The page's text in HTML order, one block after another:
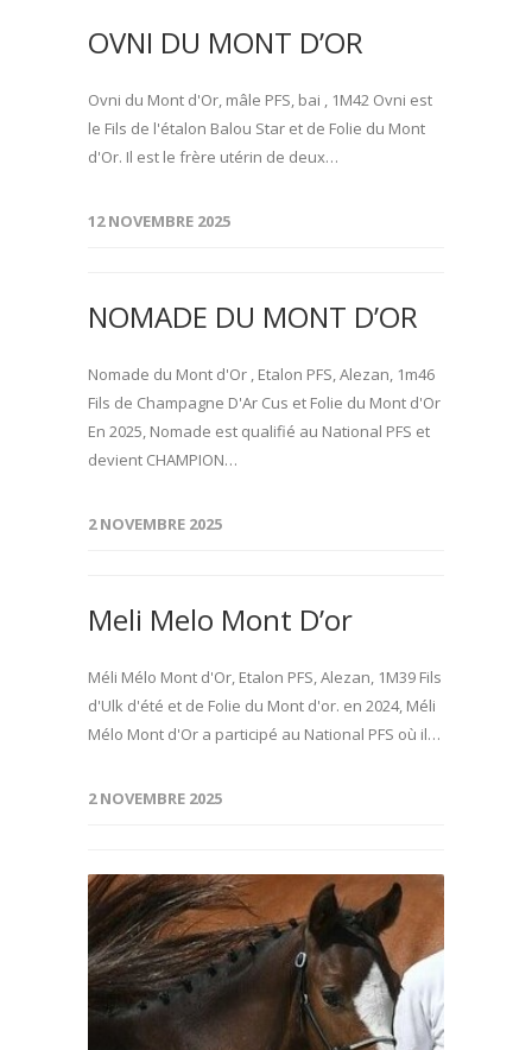
OVNI DU MONT D’OR
Ovni du Mont d'Or, mâle PFS, bai , 1M42 Ovni est
le Fils de l'étalon Balou Star et de Folie du Mont
d'Or. Il est le frère utérin de deux…
12 NOVEMBRE 2025
NOMADE DU MONT D’OR
Nomade du Mont d'Or , Etalon PFS, Alezan, 1m46
Fils de Champagne D'Ar Cus et Folie du Mont d'Or
En 2025, Nomade est qualifié au National PFS et
devient CHAMPION…
2 NOVEMBRE 2025
Meli Melo Mont D’or
Méli Mélo Mont d'Or, Etalon PFS, Alezan, 1M39 Fils
d'Ulk d'été et de Folie du Mont d'or. en 2024, Méli
Mélo Mont d'Or a participé au National PFS où il…
2 NOVEMBRE 2025